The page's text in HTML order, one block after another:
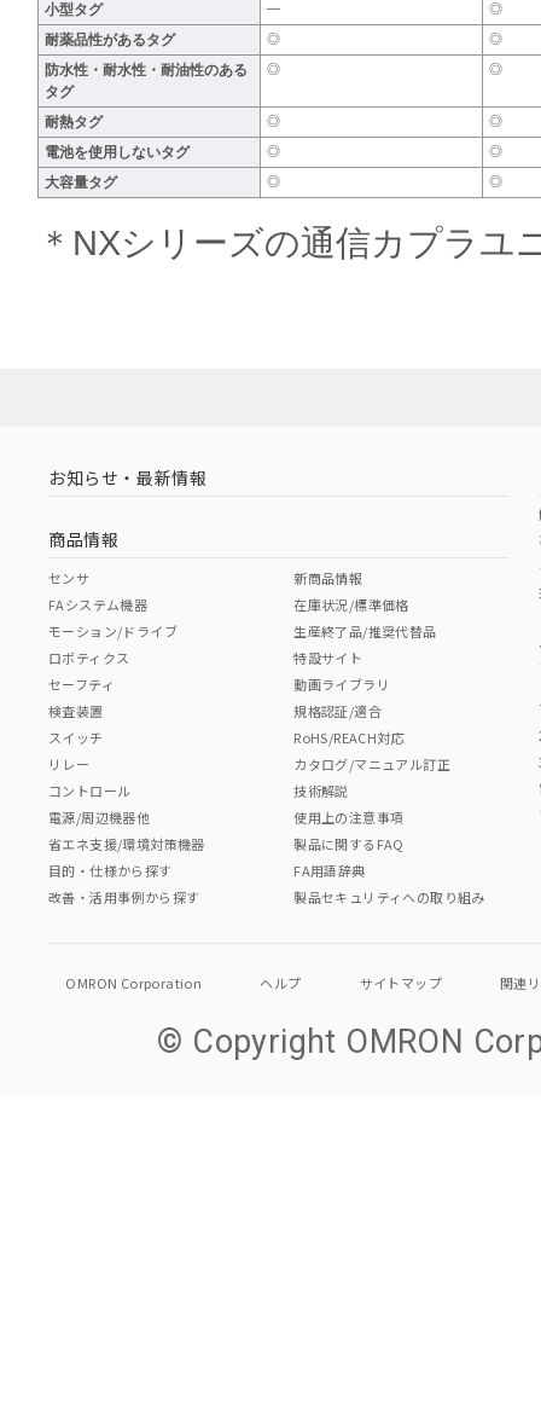
小型タグ ― ◎
耐薬品性があるタグ ◎ ◎
防水性・耐水性・耐油性のある
タグ
◎ ◎
耐熱タグ ◎ ◎
電池を使用しないタグ ◎ ◎
大容量タグ ◎ ◎
＊NXシリーズの通信カプラユ
お知らせ・最新情報
商品情報
センサ
FAシステム機器
モーション/ドライブ
ロボティクス
セーフティ
検査装置
スイッチ
リレー
コントロール
電源/周辺機器他
省エネ支援/環境対策機器
目的・仕様から探す
改善・活用事例から探す
新商品情報
在庫状況/標準価格
生産終了品/推奨代替品
特設サイト
動画ライブラリ
規格認証/適合
RoHS/REACH対応
カタログ/マニュアル訂正
技術解説
使用上の注意事項
製品に関するFAQ
FA用語辞典
製品セキュリティへの取り組み
OMRON Corporation ヘルプ サイトマップ 関連
© Copyright OMRON